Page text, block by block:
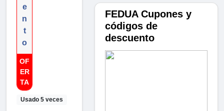
e
n
t
o
OF
ER
TA
Usado 5 veces
FEDUA Cupones y
códigos de
descuento